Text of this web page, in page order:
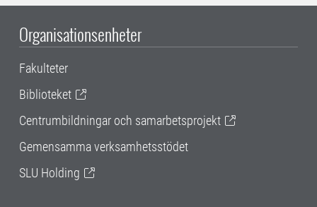
Organisationsenheter
Fakulteter
Biblioteket
Centrumbildningar och samarbetsprojekt
Gemensamma verksamhetsstödet
SLU Holding